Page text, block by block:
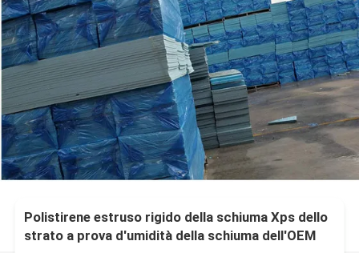
Polistirene estruso rigido della schiuma Xps dello
strato a prova d'umidità della schiuma dell'OEM